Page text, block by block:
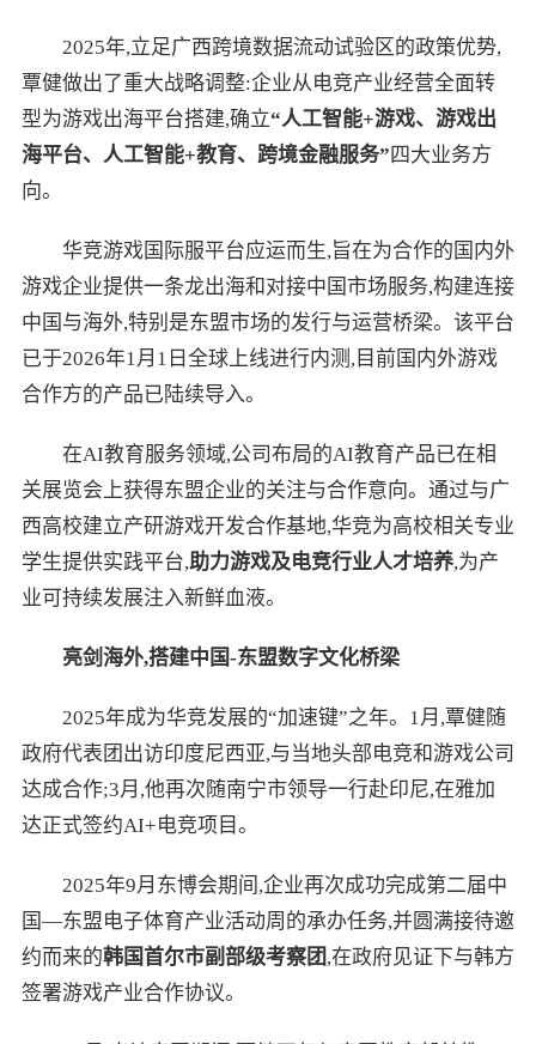
2025年,立足广西跨境数据流动试验区的政策优势,
覃健做出了重大战略调整:企业从电竞产业经营全面转
型为游戏出海平台搭建,确立“人工智能+游戏、游戏出
海平台、人工智能+教育、跨境金融服务”四大业务方
向。
华竞游戏国际服平台应运而生,旨在为合作的国内外
游戏企业提供一条龙出海和对接中国市场服务,构建连接
中国与海外,特别是东盟市场的发行与运营桥梁。该平台
已于2026年1月1日全球上线进行内测,目前国内外游戏
合作方的产品已陆续导入。
在AI教育服务领域,公司布局的AI教育产品已在相
关展览会上获得东盟企业的关注与合作意向。通过与广
西高校建立产研游戏开发合作基地,华竞为高校相关专业
学生提供实践平台,助力游戏及电竞行业人才培养,为产
业可持续发展注入新鲜血液。
亮剑海外,搭建中国-东盟数字文化桥梁
2025年成为华竞发展的“加速键”之年。1月,覃健随
政府代表团出访印度尼西亚,与当地头部电竞和游戏公司
达成合作;3月,他再次随南宁市领导一行赴印尼,在雅加
达正式签约AI+电竞项目。
2025年9月东博会期间,企业再次成功完成第二届中
国—东盟电子体育产业活动周的承办任务,并圆满接待邀
约而来的韩国首尔市副部级考察团,在政府见证下与韩方
签署游戏产业合作协议。